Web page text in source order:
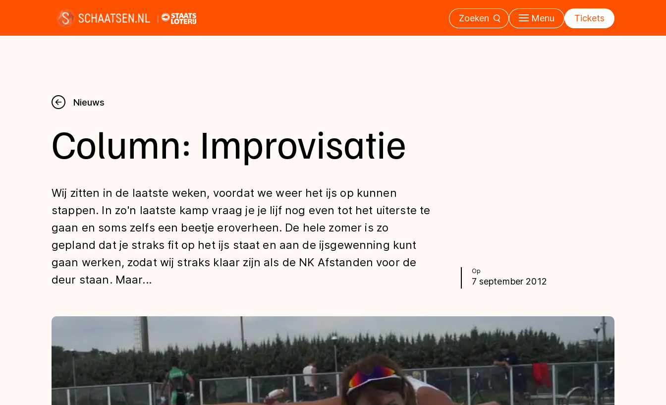
Zoeken Menu Tickets
Nieuws
Kalender
Uitslagen
Tijden & historie
De weg op
Schaatsfans
Olympische Spelen
Nieuws
Op
7 september 2012
Column: Improvisatie
Wij zitten in de laatste weken, voordat we weer het ijs op kunnen
stappen. In zo'n laatste kamp vraag je je lijf nog even tot het uiterste te
gaan en soms zelfs een beetje eroverheen. De hele zomer is zo
gepland dat je straks fit op het ijs staat en aan de ijsgewenning kunt
gaan werken, zodat wij straks klaar zijn als de NK Afstanden voor de
deur staan. Maar...